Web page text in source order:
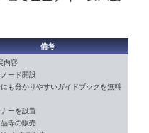
備考
内容
ード開設
も分かりやすいガイドブックを無料
ーを設置
等の販売